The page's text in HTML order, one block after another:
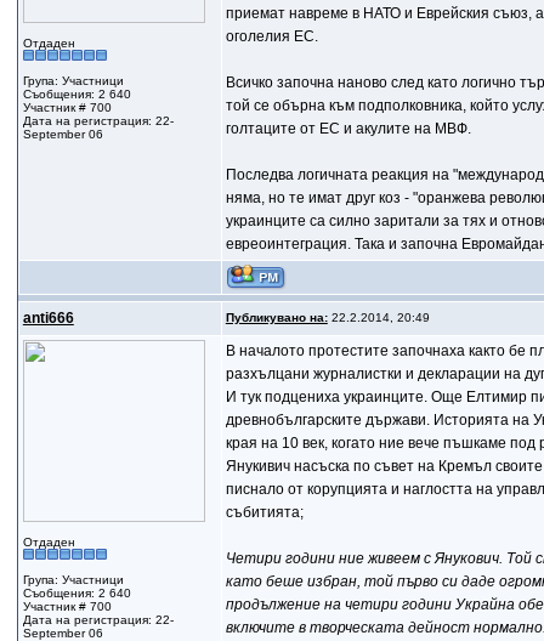
Отдаден
Група: Участници
Съобщения: 2 640
Участник # 700
Дата на регистрация: 22-
September 06
приемат навреме в НАТО и Еврейския съюз, а
оголелия ЕС.
Всичко започна наново след като логично
той се обърна към подполковника, който
голтаците от ЕС и акулите на МВФ.
Последва логичната реакция на
няма, но те имат друг коз - "оранжева
украинците са силно заритали за тях и
евреоинтеграция. Така и започна
anti666 Публикувано на:22.2.2014, 20:49
Отдаден
Група: Участници
Съобщения: 2 640
Участник # 700
Дата на регистрация: 22-
September 06
В началото протестите започнаха както бе
разхълцани журналистки и декларации на
И тук подцениха украинците. Още Елтимир
древнобългарските държави. Историята на
края на 10 век, когато ние вече пъшкаме
Янукивич насъска по съвет на Кремъл
писнало от корупцията и наглостта на
събитията;
Четири години ние живеем с Янукович. Той
като беше избран, той първо си даде
продължение на четири години Украйна
включите в творческата дейност